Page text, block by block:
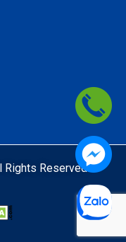
Rights Reserved